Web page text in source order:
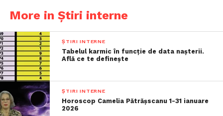
More in Știri interne
ȘTIRI INTERNE
Tabelul karmic în funcție de data nașterii.
Află ce te definește
ȘTIRI INTERNE
Horoscop Camelia Pătrășscanu 1-31 ianuare
2026